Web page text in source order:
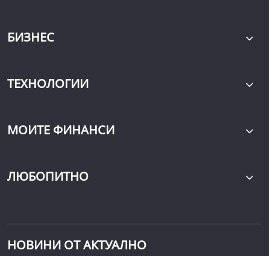
БИЗНЕС
ТЕХНОЛОГИИ
МОИТЕ ФИНАНСИ
ЛЮБОПИТНО
НОВИНИ ОТ АКТУАЛНО